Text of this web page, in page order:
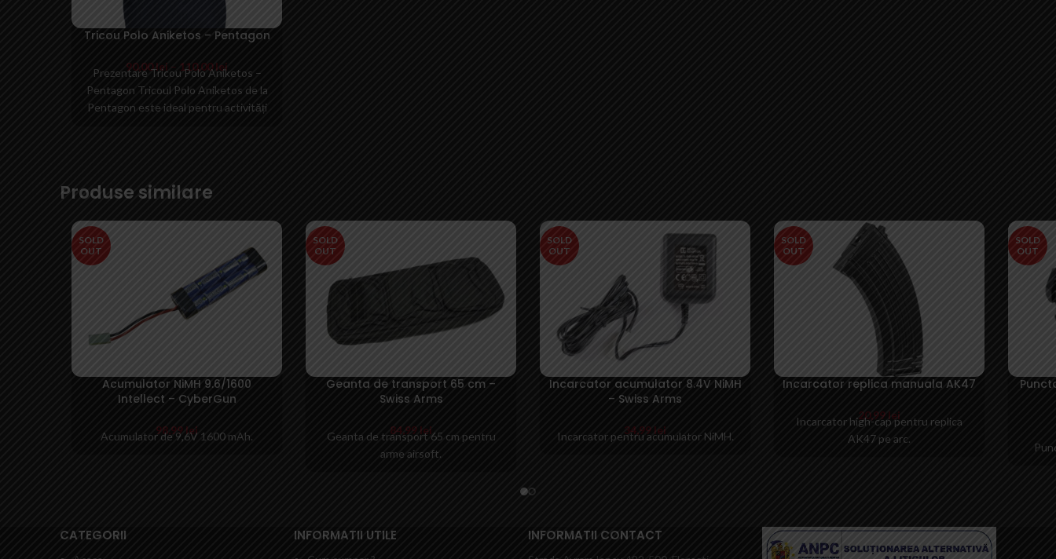
Tricou Polo Aniketos – Pentagon
90,00lei – 110,00lei
Prezentare Tricou Polo Aniketos –
Pentagon Tricoul Polo Aniketos de la
Pentagon este ideal pentru activități
Produse similare
SOLD
OUT
Acumulator NiMH 9.6/1600
Intellect – CyberGun
98,99 lei
Acumulator de 9,6V 1600 mAh.
SOLD
OUT
Geanta de transport 65 cm –
Swiss Arms
84,99 lei
Geanta de transport 65 cm pentru
arme airsoft.
SOLD
OUT
Incarcator acumulator 8.4V NiMH
– Swiss Arms
34,99 lei
Incarcator pentru acumulator NiMH.
SOLD
OUT
Incarcator replica manuala AK47
20,99 lei
Incarcator high-cap pentru replica
AK47 pe arc.
SOLD
OUT
CATEGORII INFORMATII UTILE INFORMATII CONTACT